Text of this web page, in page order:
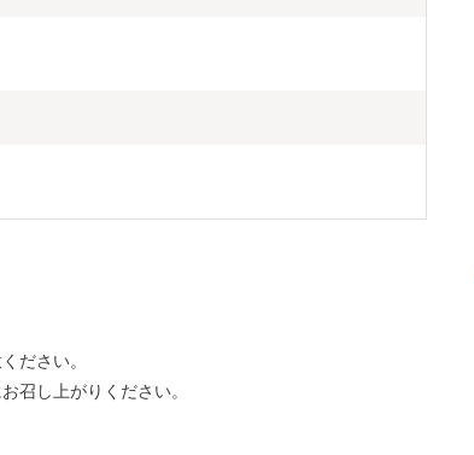
ださい。
召し上がりください。